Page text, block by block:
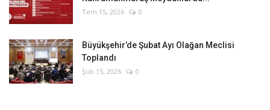
Tem 15, 2026 0
Büyükşehir’de Şubat Ayı Olağan Meclisi
Toplandı
Şub 15, 2026 0